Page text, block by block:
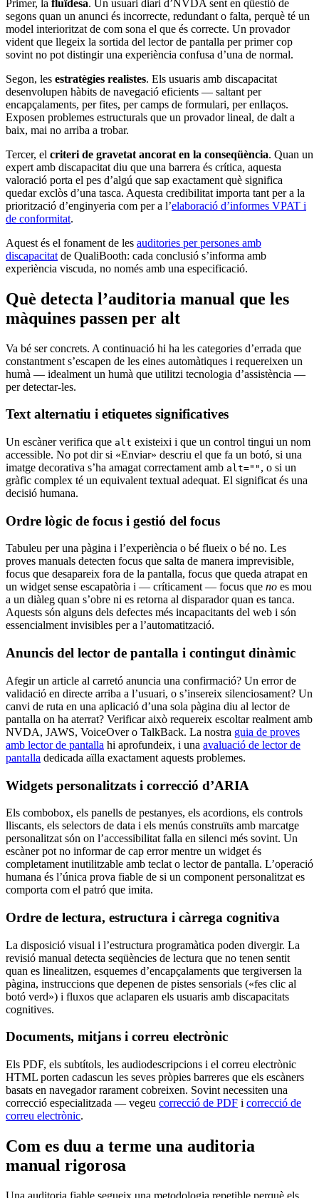
Primer, la fluïdesa. Un usuari diari d’NVDA sent en qüestió de
segons quan un anunci és incorrecte, redundant o falta, perquè té un
model interioritzat de com sona el que és correcte. Un provador
vident que llegeix la sortida del lector de pantalla per primer cop
sovint no pot distingir una experiència confusa d’una de normal.
Segon, les estratègies realistes. Els usuaris amb discapacitat
desenvolupen hàbits de navegació eficients — saltant per
encapçalaments, per fites, per camps de formulari, per enllaços.
Exposen problemes estructurals que un provador lineal, de dalt a
baix, mai no arriba a trobar.
Tercer, el criteri de gravetat ancorat en la conseqüència. Quan un
expert amb discapacitat diu que una barrera és crítica, aquesta
valoració porta el pes d’algú que sap exactament què significa
quedar exclòs d’una tasca. Aquesta credibilitat importa tant per a la
priorització d’enginyeria com per a l’elaboració d’informes VPAT i
de conformitat.
Aquest és el fonament de les auditories per persones amb
discapacitat de QualiBooth: cada conclusió s’informa amb
experiència viscuda, no només amb una especificació.
Què detecta l’auditoria manual que les
màquines passen per alt
Va bé ser concrets. A continuació hi ha les categories d’errada que
constantment s’escapen de les eines automàtiques i requereixen un
humà — idealment un humà que utilitzi tecnologia d’assistència —
per detectar-les.
Text alternatiu i etiquetes significatives
Un escàner verifica que alt existeixi i que un control tingui un nom
accessible. No pot dir si «Enviar» descriu el que fa un botó, si una
imatge decorativa s’ha amagat correctament amb alt="" , o si un
gràfic complex té un equivalent textual adequat. El significat és una
decisió humana.
Ordre lògic de focus i gestió del focus
Tabuleu per una pàgina i l’experiència o bé flueix o bé no. Les
proves manuals detecten focus que salta de manera imprevisible,
focus que desapareix fora de la pantalla, focus que queda atrapat en
un widget sense escapatòria i — críticament — focus que no es mou
a un diàleg quan s’obre ni es retorna al disparador quan es tanca.
Aquests són alguns dels defectes més incapacitants del web i són
essencialment invisibles per a l’automatització.
Anuncis del lector de pantalla i contingut dinàmic
Afegir un article al carretó anuncia una confirmació? Un error de
validació en directe arriba a l’usuari, o s’insereix silenciosament? Un
canvi de ruta en una aplicació d’una sola pàgina diu al lector de
pantalla on ha aterrat? Verificar això requereix escoltar realment amb
NVDA, JAWS, VoiceOver o TalkBack. La nostra guia de proves
amb lector de pantalla hi aprofundeix, i una avaluació de lector de
pantalla dedicada aïlla exactament aquests problemes.
Widgets personalitzats i correcció d’ARIA
Els combobox, els panells de pestanyes, els acordions, els controls
lliscants, els selectors de data i els menús construïts amb marcatge
personalitzat són on l’accessibilitat falla en silenci més sovint. Un
escàner pot no informar de cap error mentre un widget és
completament inutilitzable amb teclat o lector de pantalla. L’operació
humana és l’única prova fiable de si un component personalitzat es
comporta com el patró que imita.
Ordre de lectura, estructura i càrrega cognitiva
La disposició visual i l’estructura programàtica poden divergir. La
revisió manual detecta seqüències de lectura que no tenen sentit
quan es linealitzen, esquemes d’encapçalaments que tergiversen la
pàgina, instruccions que depenen de pistes sensorials («fes clic al
botó verd») i fluxos que aclaparen els usuaris amb discapacitats
cognitives.
Documents, mitjans i correu electrònic
Els PDF, els subtítols, les audiodescripcions i el correu electrònic
HTML porten cadascun les seves pròpies barreres que els escàners
basats en navegador rarament cobreixen. Sovint necessiten una
correcció especialitzada — vegeu correcció de PDF i correcció de
correu electrònic.
Com es duu a terme una auditoria
manual rigorosa
Una auditoria fiable segueix una metodologia repetible perquè els